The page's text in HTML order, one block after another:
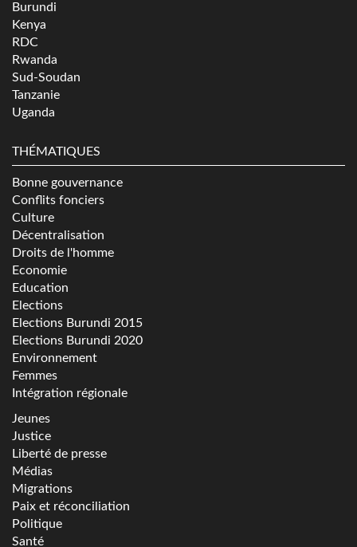
Burundi
Kenya
RDC
Rwanda
Sud-Soudan
Tanzanie
Uganda
THÉMATIQUES
Bonne gouvernance
Conflits fonciers
Culture
Décentralisation
Droits de l'homme
Economie
Education
Elections
Elections Burundi 2015
Elections Burundi 2020
Environnement
Femmes
Intégration régionale
Jeunes
Justice
Liberté de presse
Médias
Migrations
Paix et réconciliation
Politique
Santé